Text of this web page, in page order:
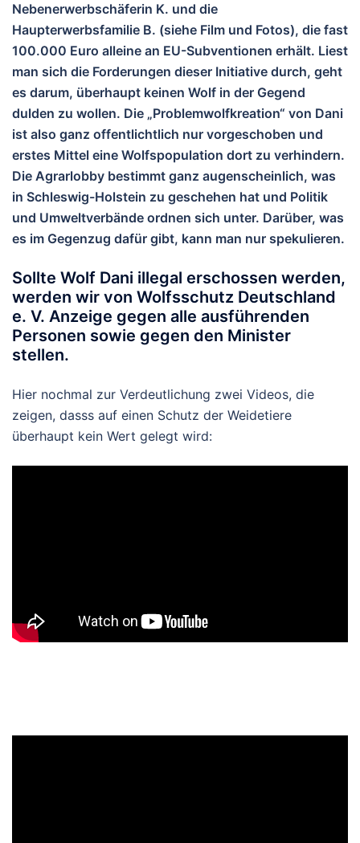
Nebenerwerbschäferin K. und die
Haupterwerbsfamilie B. (siehe Film und Fotos), die fast
100.000 Euro alleine an EU-Subventionen erhält. Liest
man sich die Forderungen dieser Initiative durch, geht
es darum, überhaupt keinen Wolf in der Gegend
dulden zu wollen. Die „Problemwolfkreation“ von Dani
ist also ganz offentlichtlich nur vorgeschoben und
erstes Mittel eine Wolfspopulation dort zu verhindern.
Die Agrarlobby bestimmt ganz augenscheinlich, was
in Schleswig-Holstein zu geschehen hat und Politik
und Umweltverbände ordnen sich unter. Darüber, was
es im Gegenzug dafür gibt, kann man nur spekulieren.
Sollte Wolf Dani illegal erschossen werden,
werden wir von Wolfsschutz Deutschland
e. V. Anzeige gegen alle ausführenden
Personen sowie gegen den Minister
stellen.
Hier nochmal zur Verdeutlichung zwei Videos, die
zeigen, dasss auf einen Schutz der Weidetiere
überhaupt kein Wert gelegt wird: